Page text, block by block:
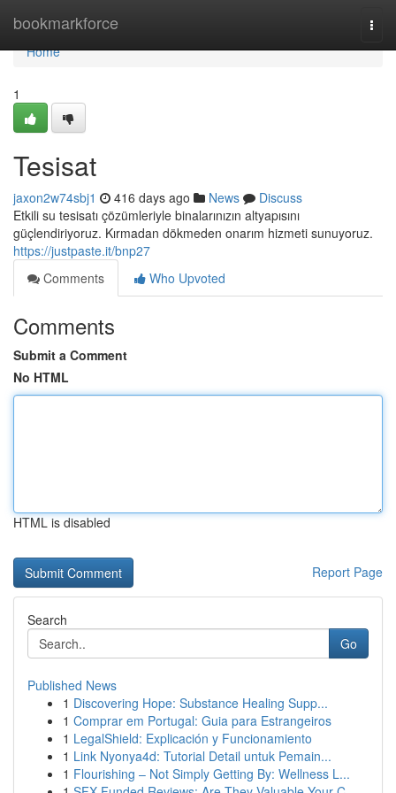
bookmarkforce
Home
Home
1
Tesisat
jaxon2w74sbj1 416 days ago News
Discuss
Etkili su tesisatı çözümleriyle binalarınızın altyapısını
güçlendiriyoruz. Kırmadan dökmeden onarım hizmeti sunuyoruz.
https://justpaste.it/bnp27
Comments
Who Upvoted
Comments
Submit a Comment
No HTML
HTML is disabled
Report Page
Search
Go
Published News
1 Discovering Hope: Substance Healing Supp...
1 Comprar em Portugal: Guia para Estrangeiros
1 LegalShield: Explicación y Funcionamiento
1 Link Nyonya4d: Tutorial Detail untuk Pemain...
1 Flourishing – Not Simply Getting By: Wellness L...